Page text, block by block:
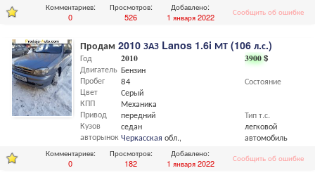
Комментариев:
0
Просмотров:
526
Добавлено:
1 января 2022
Сообщить об ошибке
Продам 2010 ЗАЗ Lanos 1.6i МТ (106 л.с.)
3900$
Состояние
Тип т.с.
легковой
автомобиль
Год
Двигатель
Пробег
Цвет
КПП
Привод
Кузов
авторынок
2010
Бензин
84
Серый
Механика
передний
седан
Черкасская обл.,
Комментариев:
0
Просмотров:
182
Добавлено:
1 января 2022
Сообщить об ошибке